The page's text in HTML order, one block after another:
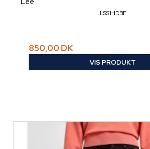
LSS1HDBF
850,00 DK
VIS PRODUKT